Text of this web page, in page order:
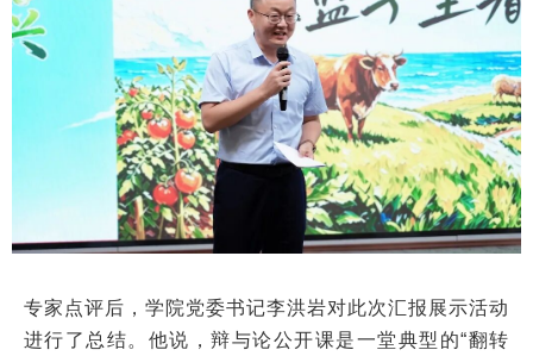
专家点评后，学院党委书记李洪岩对此次汇报展示活动
进行了总结。他说，辩与论公开课是一堂典型的“翻转